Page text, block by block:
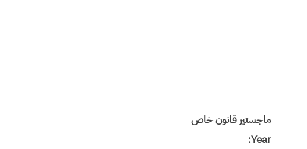
ماجستير قانون خاص
Year: